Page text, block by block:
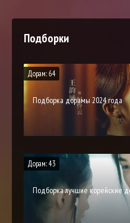
Подборки
Дорам: 64
Подборка дорамы 2024 года
Дорам: 43
Подборка лучшие корейские